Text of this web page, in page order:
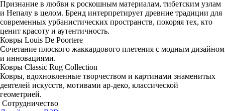
Признание в любви к роскошным материалам, тибетским узлам
и Непалу в целом. Бренд интерпретирует древние традиции для
современных урбанистических пространств, покоряя тех, кто
ценит красоту и аутентичность.
Ковры Louis De Poortere
Сочетание плоского жаккардового плетения с модным дизайном
и инновациями.
Ковры Classic Rug Collection
Ковры, вдохновленные творчеством и картинами знаменитых
деятелей искусств, мотивами ар-деко, классической
геометрией.
Сотрудничество